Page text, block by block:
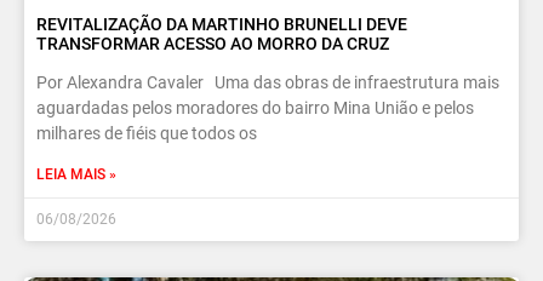
REVITALIZAÇÃO DA MARTINHO BRUNELLI DEVE
TRANSFORMAR ACESSO AO MORRO DA CRUZ
Por Alexandra Cavaler Uma das obras de infraestrutura mais
aguardadas pelos moradores do bairro Mina União e pelos
milhares de fiéis que todos os
LEIA MAIS »
06/08/2026